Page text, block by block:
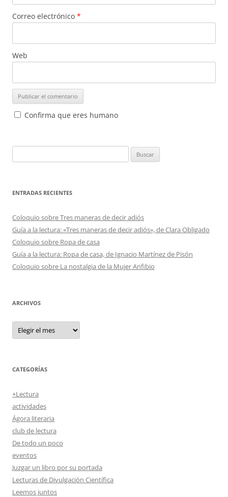
Correo electrónico *
Web
Confirma que eres humano
ENTRADAS RECIENTES
Coloquio sobre Tres maneras de decir adiós
Guía a la lectura: «Tres maneras de decir adiós», de Clara Obligado
Coloquio sobre Ropa de casa
Guía a la lectura: Ropa de casa, de Ignacio Martínez de Pisón
Coloquio sobre La nostalgia de la Mujer Anfibio
ARCHIVOS
Archivos
CATEGORÍAS
+Lectura
actividades
Ágora literaria
club de lectura
De todo un poco
eventos
Juzgar un libro por su portada
Lecturas de Divulgación Científica
Leemos juntos